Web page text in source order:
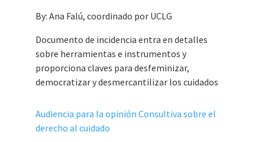
By: Ana Falú, coordinado por UCLG
Documento de incidencia entra en detalles
sobre herramientas e instrumentos y
proporciona claves para desfeminizar,
democratizar y desmercantilizar los cuidados
Audiencia para la opinión Consultiva sobre el
derecho al cuidado